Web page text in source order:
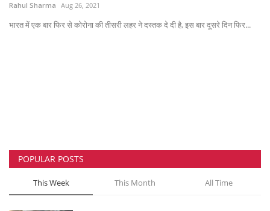
धर्म
टेक न्यूज
खेल
Rahul Sharma Aug 26, 2021
भारत में एक बार फिर से कोरोना की तीसरी लहर ने दस्तक दे दी है, इस बार दूसरे दिन फिर...
POPULAR POSTS
This Week This Month All Time